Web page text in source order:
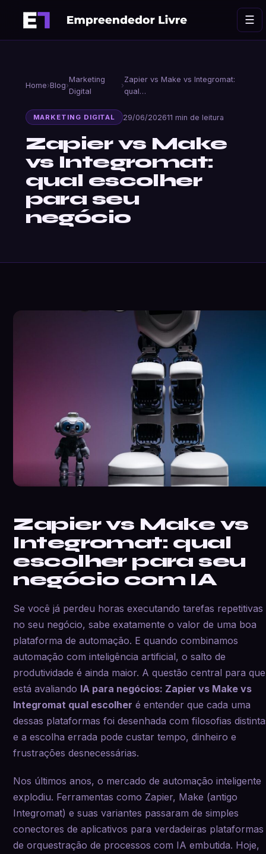
☰
Home›Blog›
Marketing
Digital
›
Zapier vs Make vs Integromat:
qual…
MARKETING DIGITAL 29/06/202611 min de leitura
Zapier vs Make
vs Integromat:
qual escolher
para seu
negócio
Zapier vs Make vs
Integromat: qual
escolher para seu
negócio com IA
Se você já perdeu horas executando tarefas repetitivas
no seu negócio, sabe exatamente o valor de uma boa
plataforma de automação. E quando combinamos
automação com inteligência artificial, o salto de
produtividade é ainda maior. A questão central para
está avaliando IA para negócios: Zapier vs Make vs
Integromat qual escolher é entender que cada uma
dessas plataformas foi desenhada com filosofias
e a escolha errada pode custar tempo, dinheiro e
frustrações desnecessárias.
Nos últimos anos, o mercado de automação inteligente
explodiu. Ferramentas como Zapier, Make (antigo
Integromat) e suas variantes passaram de simples
conectores de aplicativos para verdadeiras plataformas
de orquestração de processos com IA embutida. Hoje,